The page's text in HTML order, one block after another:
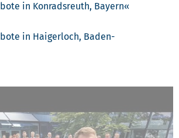
in Konradsreuth, Bayern
in Haigerloch, Baden-